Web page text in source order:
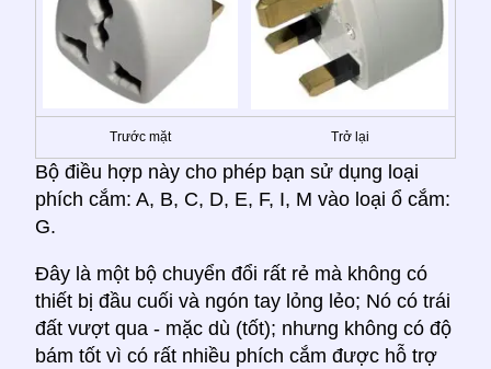
Trước mặt Trở lại
Bộ điều hợp này cho phép bạn sử dụng loại
phích cắm: A, B, C, D, E, F, I, M vào loại ổ cắm:
G.
Đây là một bộ chuyển đổi rất rẻ mà không có
thiết bị đầu cuối và ngón tay lỏng lẻo; Nó có trái
đất vượt qua - mặc dù (tốt); nhưng không có độ
bám tốt vì có rất nhiều phích cắm được hỗ trợ